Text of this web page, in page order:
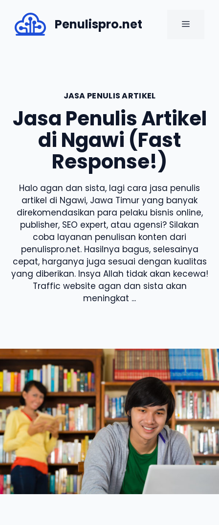
content
Penulispro.net MENU
JASA PENULIS ARTIKEL
Jasa Penulis Artikel
di Ngawi (Fast
Response!)
Halo agan dan sista, lagi cara jasa penulis
artikel di Ngawi, Jawa Timur yang banyak
direkomendasikan para pelaku bisnis online,
publisher, SEO expert, atau agensi? Silakan
coba layanan penulisan konten dari
penulispro.net. Hasilnya bagus, selesainya
cepat, harganya juga sesuai dengan kualitas
yang diberikan. Insya Allah tidak akan kecewa!
Traffic website agan dan sista akan
meningkat ...